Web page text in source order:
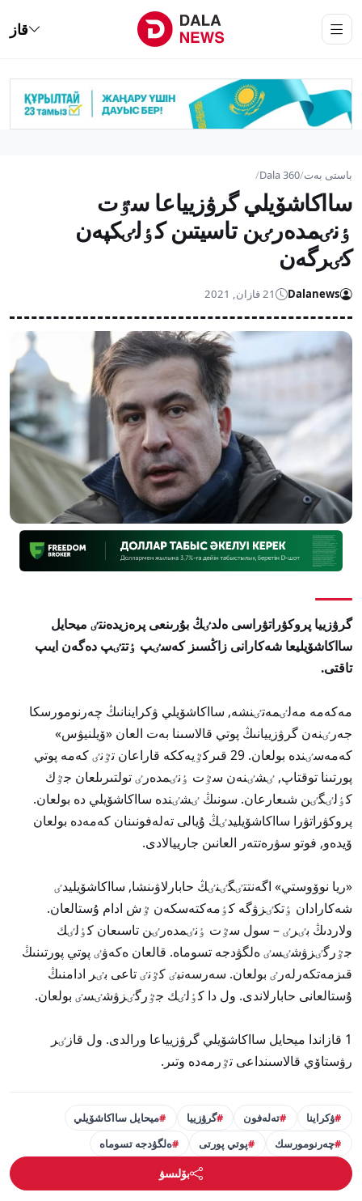
قاز
باستى بەت/
Dala 360
/
سااكاشۆيلي گرۋزيياعا سٷت
ٶنٸمدەرٸن تاسيتىن كٶلٸكپەن
كٸرگەن
Dalanews 21 قازان, 2021
گرۋزييا پروكۋراتۋراسى ەلدٸڭ بۇرىنعى پرەزيدەنتٸ ميحايل
سااكاشۆيليعا شەكارانى زاڭسىز كەسٸپ ٶتتٸپ دەگەن ايىپ
تاقتى.
مەكەمە مەلٸمەتٸنشە, سااكاشۆيلي ۋكراينانىڭ چەرنومورسكا
جەرٸنەن گرۋزييانىڭ پوتي قالاسىنا بەت العان «ۆيلنيۋس»
كەمەسٸندە بولعان. 29 قىركٷيەككە قاراعان تٷنٸ كەمە پوتي
پورتىنا توقتاپ, ٸشٸنەن سٷت ٶنٸمدەرٸ تولتىرىلعان جٷك
كٶلٸگٸن شىعارعان. سونىڭ ٸشٸندە سااكاشۆيلي دە بولعان.
پروكۋراتۋرا سااكاشۆيليدٸڭ ۇيالى تەلەفونىنان كەمەدە بولعان
ۆيدەو, فوتو سۋرەتتەر العانىن جارييالادى.
«ريا نوۆوستي»​ اگەنتتٸگٸنٸڭ حابارلاۋىنشا, سااكاشۆيليدٸ
شەكارادان ٶتكٸزۋگە كٶمەكتەسكەن ٷش ادام ۇستالعان.
ولاردىڭ بٸرٸ – سول سٷت ٶنٸمدەرٸن تاسىعان كٶلٸك
جٷرگٸزۋشٸسٸ ەلگۋدجە تسوماە. قالعان ەكەۋٸ پوتي پورتىنىڭ
قىزمەتكەرلەرٸ بولعان. سەرسەنبٸ كٷنٸ تاعى بٸر ادامنىڭ
ۇستالعانى حابارلاندى. ول دا كٶلٸك جٷرگٸزۋشٸسٸ بولعان.
1 قازاندا ميحايل سااكاشۆيلي گرۋزيياعا ورالدى. ول قازٸر
رۋستاۆي قالاسىنداعى تٷرمەدە وتىر.
ۋكراينا تەلەفون گرۋزييا
ميحايل سااكاشۆيلي
چەرنومورسك
پوتي پورتى ەلگۋدجە تسوماە
بۆلىسۋ